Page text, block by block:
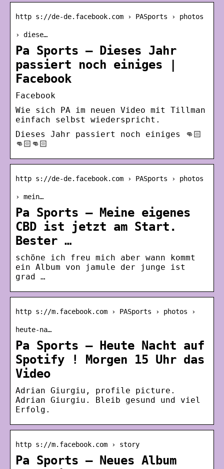
http s://de-de.facebook.com › PASports › photos
› diese…
Pa Sports – Dieses Jahr
passiert noch einiges |
Facebook
Facebook
Wie sich PA im neuen Video mit Tillman
einfach selbst wiederspricht.
Dieses Jahr passiert noch einiges 👊🏻
👊🏻👊🏻
http s://de-de.facebook.com › PASports › photos
› mein…
Pa Sports – Meine eigenes
CBD ist jetzt am Start.
Bester …
schöne ich freu mich aber wann kommt
ein Album von jamule der junge ist
grad …
http s://m.facebook.com › PASports › photos ›
heute-na…
Pa Sports – Heute Nacht auf
Spotify ! Morgen 15 Uhr das
Video
Adrian Giurgiu, profile picture.
Adrian Giurgiu. Bleib gesund und viel
Erfolg.
http s://m.facebook.com › story
Pa Sports – Neues Album